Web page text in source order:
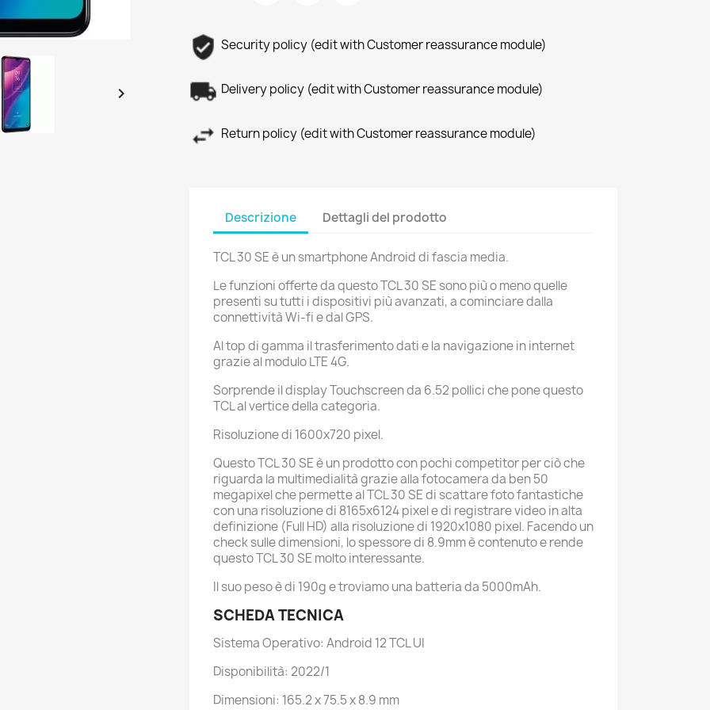

Security policy (edit with Customer reassurance module)
Delivery policy (edit with Customer reassurance module)
Return policy (edit with Customer reassurance module)
Descrizione Dettagli del prodotto
TCL 30 SE è un smartphone Android di fascia media.
Le funzioni offerte da questo TCL 30 SE sono più o meno quelle
presenti su tutti i dispositivi più avanzati, a cominciare dalla
connettività Wi-fi e dal GPS.
Al top di gamma il trasferimento dati e la navigazione in internet
grazie al modulo LTE 4G.
Sorprende il display Touchscreen da 6.52 pollici che pone questo
TCL al vertice della categoria.
Risoluzione di 1600x720 pixel.
Questo TCL 30 SE è un prodotto con pochi competitor per ciò che
riguarda la multimedialità grazie alla fotocamera da ben 50
megapixel che permette al TCL 30 SE di scattare foto fantastiche
con una risoluzione di 8165x6124 pixel e di registrare video in alta
definizione (Full HD) alla risoluzione di 1920x1080 pixel. Facendo un
check sulle dimensioni, lo spessore di 8.9mm è contenuto e rende
questo TCL 30 SE molto interessante.
Il suo peso è di 190g e troviamo una batteria da 5000mAh.
SCHEDA TECNICA
Sistema Operativo: Android 12 TCL UI
Disponibilità: 2022/1
Dimensioni: 165.2 x 75.5 x 8.9 mm